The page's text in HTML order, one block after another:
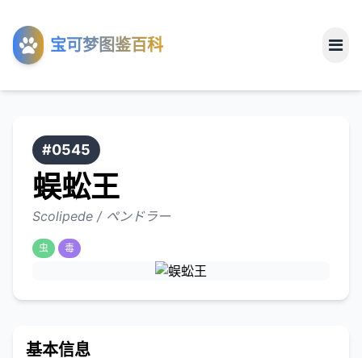
宝可梦图鉴百科
工具
关于
#0545
蜈蚣王
Scolipede / ペンドラー
虫 毒
基本信息